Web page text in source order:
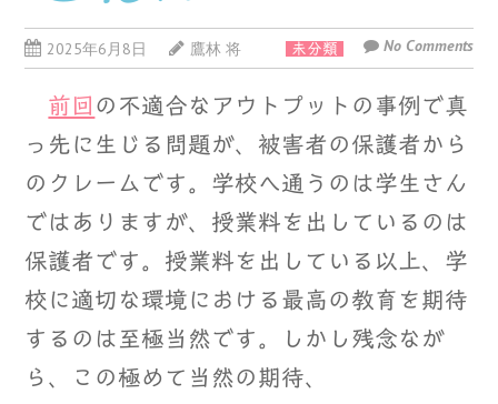
2025年6月8日 鷹林 将 未分類 No Comments
前回 の不適合なアウトプットの事例で真
っ先に生じる問題が、被害者の保護者から
のクレームです。学校へ通うのは学生さん
ではありますが、授業料を出しているのは
保護者です。授業料を出している以上、学
校に適切な環境における最高の教育を期待
するのは至極当然です。しかし残念なが
ら、この極めて当然の期待、